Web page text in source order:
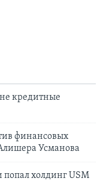
кредитные
финансовых
Усманова
холдинг USM